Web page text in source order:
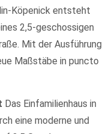
Köpenick entsteht
2,5-geschossigen
Mit der Ausführung
Maßstäbe in puncto
Das Einfamilienhaus in
eine moderne und